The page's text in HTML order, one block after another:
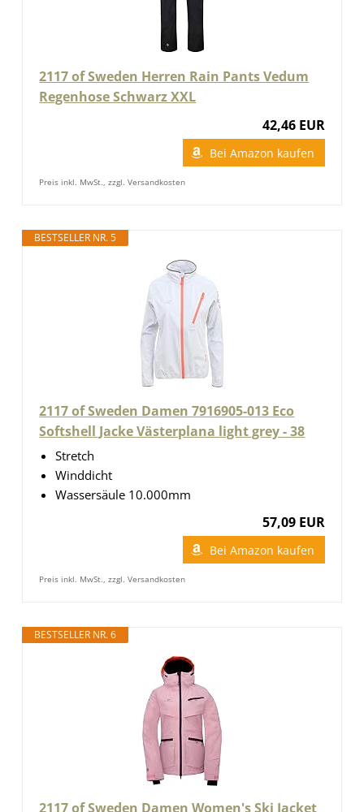
2117 of Sweden Herren Rain Pants Vedum
Regenhose Schwarz XXL
42,46 EUR
Bei Amazon kaufen
Preis inkl. MwSt., zzgl. Versandkosten
BESTSELLER NR. 5
2117 of Sweden Damen 7916905-013 Eco
Softshell Jacke Västerplana light grey - 38
Stretch
Winddicht
Wassersäule 10.000mm
57,09 EUR
Bei Amazon kaufen
Preis inkl. MwSt., zzgl. Versandkosten
BESTSELLER NR. 6
2117 of Sweden Damen Women's Ski Jacket